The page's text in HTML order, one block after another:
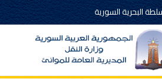
البحرية السورية